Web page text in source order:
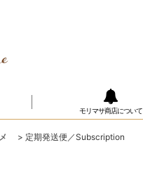
モリマサ商店について
> 定期発送便／Subscription